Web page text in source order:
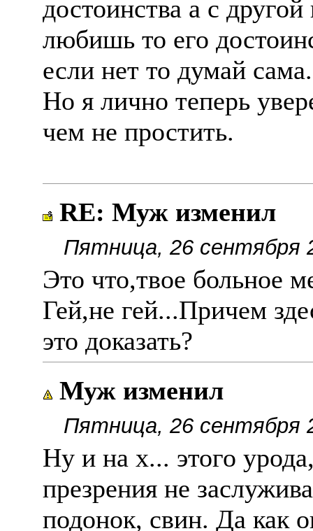
достоинства а с
любишь то его
если нет то думай сама.
Но я лично теперь
чем не простить.
RE: Муж изменил
Пятница, 26 сентября
Это что,твое больное
Гей,не гей...Причем
это доказать?
Муж изменил
Пятница, 26 сентября
Ну и на х... этого
презрения не
подонок, свин. Да как